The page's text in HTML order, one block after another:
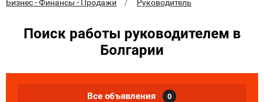
Бизнес - Финансы - Продажи
Руководитель
Поиск работы руководителем в
Болгарии
Все объявления 0